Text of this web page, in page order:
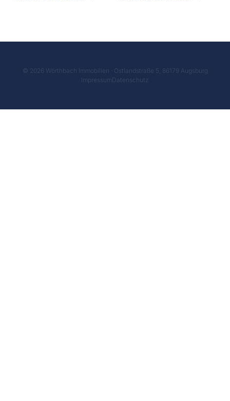
© 2026 Wörthbach Immobilien · Ostlandstraße 5, 86179 Augsburg
ImpressumDatenschutz